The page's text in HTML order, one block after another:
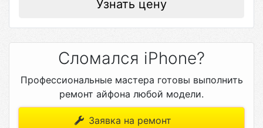
Узнать цену
Сломался iPhone?
Профессиональные мастера готовы выполнить
ремонт айфона любой модели.
Заявка на ремонт